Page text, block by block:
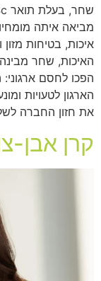
מביאה איתה
איכות, בטיחות
האיכות, שחר
הפכו לחסם
הארגון לטעויות
את חזון החברה
קרן אבן-